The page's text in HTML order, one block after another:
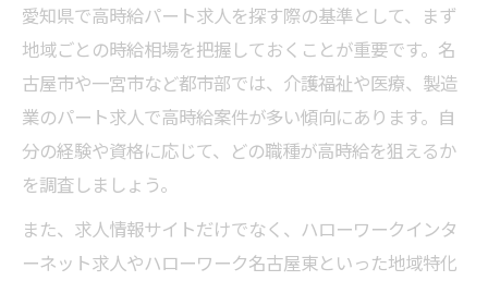
愛知県で高時給パート求人を探す際の基準として、まず
地域ごとの時給相場を把握しておくことが重要です。名
古屋市や一宮市など都市部では、介護福祉や医療、製造
業のパート求人で高時給案件が多い傾向にあります。自
分の経験や資格に応じて、どの職種が高時給を狙えるか
を調査しましょう。
また、求人情報サイトだけでなく、ハローワークインタ
ーネット求人やハローワーク名古屋東といった地域特化